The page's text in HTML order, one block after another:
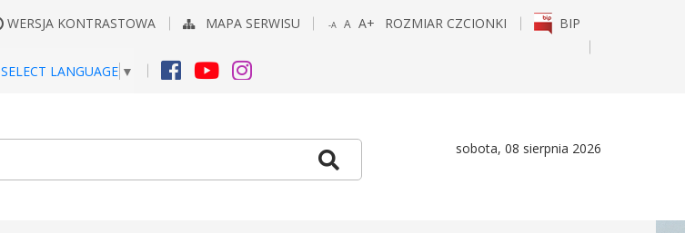
WERSJA KONTRASTOWA MAPA SERWISU
-A
A A+
ROZMIAR CZCIONKI BIP
SELECT LANGUAGE ▼
FACEBOOK
YOUTUBEINSTAGRAM
sobota, 08 sierpnia 2026